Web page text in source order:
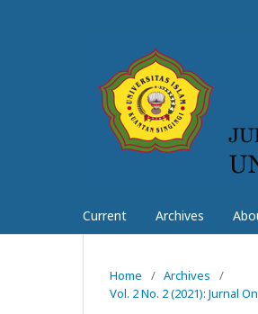
Current Archives
Home / Archives
/
Vol. 2 No. 2 (2021): Jurnal